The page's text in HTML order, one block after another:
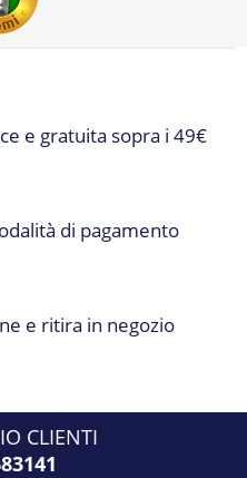
e gratuita sopra i 49€
di pagamento
e ritira in negozio
CLIENTI